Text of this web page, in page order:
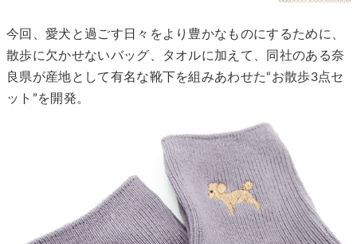
今回、愛犬と過ごす日々をより豊かなものにするために、
散歩に欠かせないバッグ、タオルに加えて、同社のある奈
良県が産地として有名な靴下を組みあわせた“お散歩3点セ
ット”を開発。